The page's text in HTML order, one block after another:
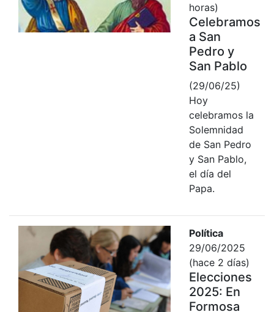
horas)
Celebramos
a San
Pedro y
San Pablo
(29/06/25)
Hoy
celebramos la
Solemnidad
de San Pedro
y San Pablo,
el día del
Papa.
Política
29/06/2025
(hace 2 días)
Elecciones
2025: En
Formosa